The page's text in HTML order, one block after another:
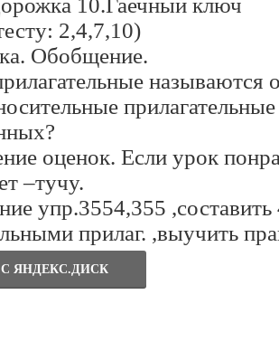
10.Гаечный ключ
2,4,7,10)
Обобщение.
называются
оценок. Если урок
–тучу.
упр.3554,355 ,составить
прилаг. ,выучить
ЯНДЕКС.ДИСК